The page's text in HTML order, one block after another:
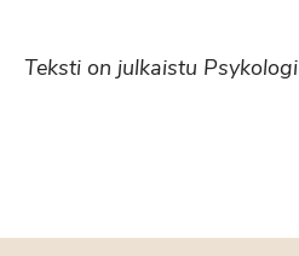
Teksti on julkaistu